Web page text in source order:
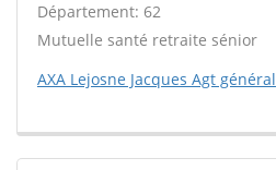
Département: 62
Mutuelle santé retraite sénior
AXA Lejosne Jacques Agt général